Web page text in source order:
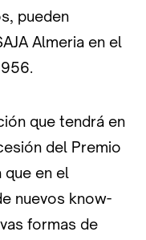
pueden
Almeria en el
que tendrá en
del Premio
que en el
nuevos know-
formas de